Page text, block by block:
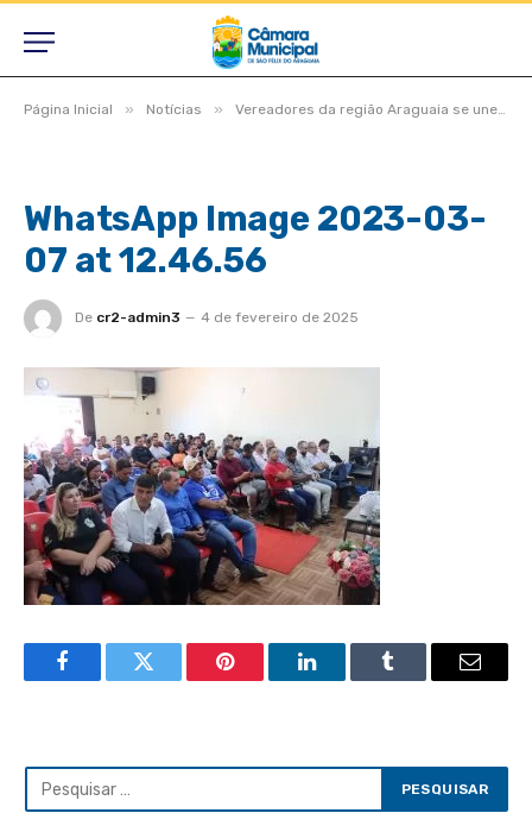
Página Inicial » Notícias » Vereadores da região Araguaia se unem em grupo de trabalho para solucionar conclusão das BRs 158 e 242
WhatsApp Image 2023-03-
07 at 12.46.56
De cr2-admin3 4 de fevereiro de 2025
FacebookTwitter Pinterest LinkedInTumblr Email